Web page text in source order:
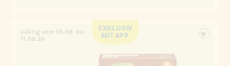
EXKLUSIV
MIT APP
Gültig vom 05.08. bis
11.08.26